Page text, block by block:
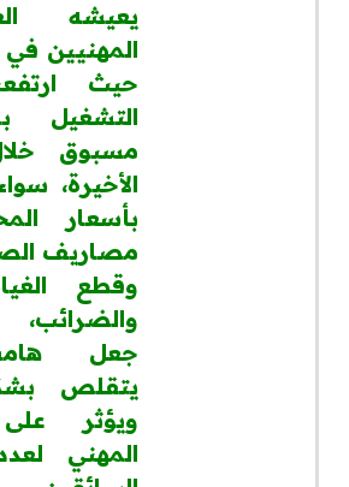
يعيشه
المهنيين في
حيث
التشغيل
مسبوق
الأخيرة،
بأسعار
مصاريف
وقطع
والضرائب،
جعل
يتقلص
ويؤثر على
المهني